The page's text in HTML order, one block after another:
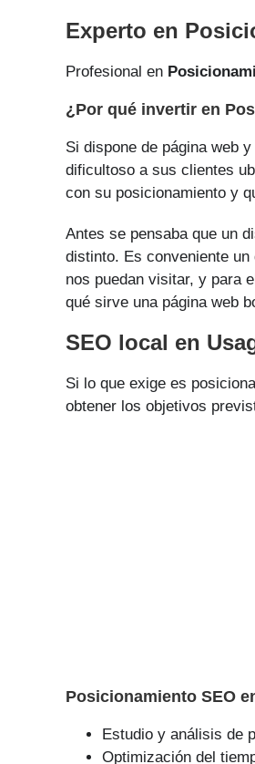
Experto en
Profesional en
¿Por qué invertir en
Si dispone de página web
dificultoso a sus clientes
con su posicionamiento y
Antes se pensaba que un
distinto. Es conveniente
nos puedan visitar, y para
qué sirve una página web
SEO local en
Si lo que exige es
obtener los objetivos
Posicionamiento SEO
Estudio y análisis de
Optimización del